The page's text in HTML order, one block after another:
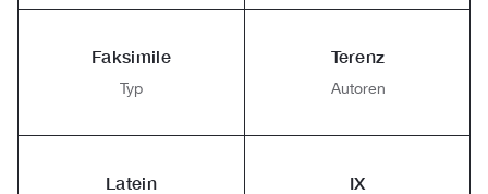
Faksimile
Typ
Terenz
Autoren
Latein IX